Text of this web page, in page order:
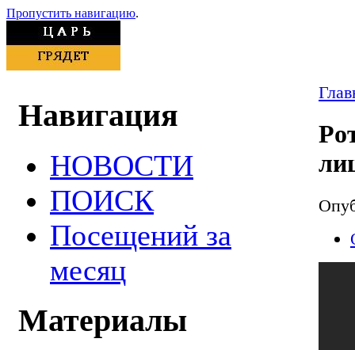
Пропустить навигацию.
Навигация
НОВОСТИ
ПОИСК
Посещений за
месяц
Материалы